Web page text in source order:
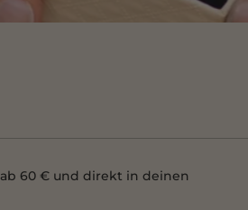
60 € und direkt in deinen